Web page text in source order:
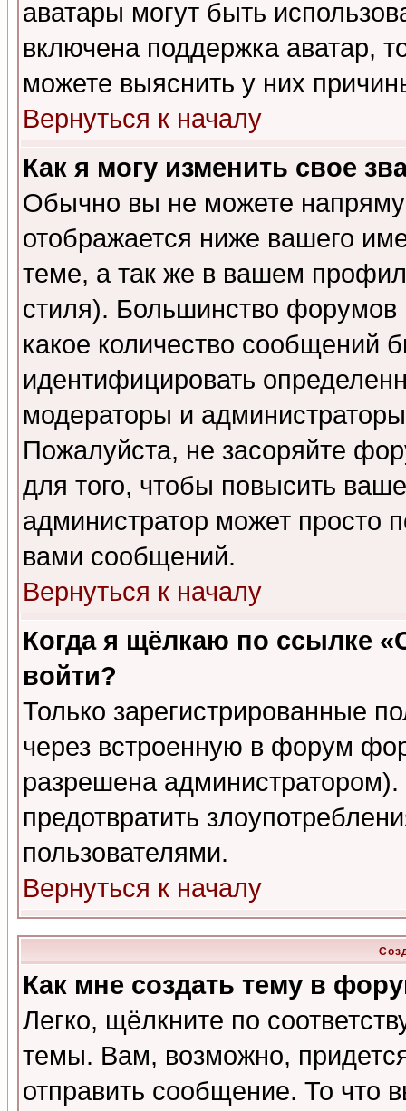
аватары могут быть
включена поддержка аватар,
можете выяснить у них
Вернуться к началу
Как я могу изменить свое
Обычно вы не можете
отображается ниже вашего
теме, а так же в вашем
стиля). Большинство форумов
какое количество сообщений
идентифицировать
модераторы и
Пожалуйста, не засоряйте
для того, чтобы повысить
администратор может просто
вами сообщений.
Вернуться к началу
Когда я щёлкаю по ссылке
войти?
Только зарегистрированные
через встроенную в форум
разрешена
предотвратить
пользователями.
Вернуться к началу
Как мне создать тему в
Легко, щёлкните по
темы. Вам, возможно,
отправить сообщение. То что